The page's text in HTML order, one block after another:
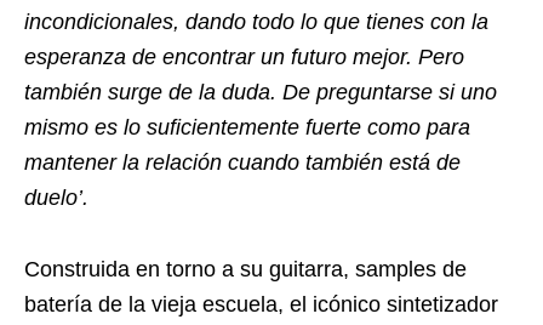
incondicionales, dando todo lo que tienes con la
esperanza de encontrar un futuro mejor. Pero
también surge de la duda. De preguntarse si uno
mismo es lo suficientemente fuerte como para
mantener la relación cuando también está de
duelo’.
Construida en torno a su guitarra, samples de
batería de la vieja escuela, el icónico sintetizador